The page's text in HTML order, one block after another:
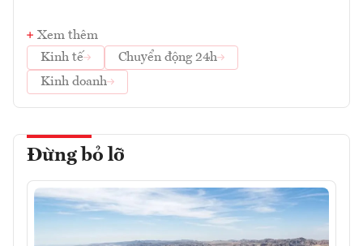
Xem thêm
Kinh tế
Chuyển động 24h
Kinh doanh
Đừng bỏ lỡ